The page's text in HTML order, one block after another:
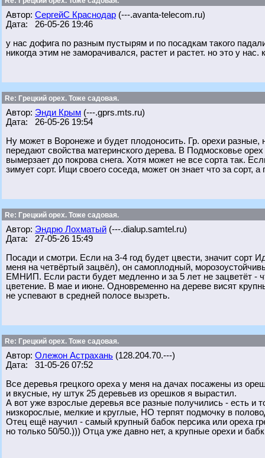
Автор: СергейС Краснодар (---.avanta-telecom.ru)
Дата: 26-05-26 19:46
у нас дофига по разным пустырям и по посадкам такого
никогда этим не заморачивался, растет и растет. но это у
Re: Грецкий орех. Тоже садовая.
Автор: Энди Крым (---.gprs.mts.ru)
Дата: 26-05-26 19:54
Ну может в Воронеже и будет плодоносить. Гр. орехи разные,
передают свойства материнского дерева. В Подмосковье
вымерзает до покрова снега. Хотя может не все сорта так.
зимует сорт. Ищи своего соседа, может он знает что за сорт,
Re: Грецкий орех. Тоже садовая.
Автор: Эндрю Лохматый (---.dialup.samtel.ru)
Дата: 27-05-26 15:49
Посади и смотри. Если на 3-4 год будет цвести, значит сорт
меня на четвёртый зацвёл), он самоплодный,
ЕМНИП. Если расти будет медленно и за 5 лет не зацветёт -
цветение. В мае и июне. Одновременно на дереве висят
не успевают в средней полосе вызреть.
Re: Грецкий орех. Тоже садовая.
Автор: Олежон Астрахань (128.204.70.---)
Дата: 31-05-26 07:52
Все деревья грецкого ореха у меня на дачах посажены из
и вкусные, ну штук 25 деревьев из орешков я вырастил.
А вот уже взрослые деревья все разные получились - есть и
низкорослые, мелкие и круглые, НО терпят подмочку в
Отец ещё научил - самый крупный бабок персика или ореха
но только 50/50.))) Отца уже давно нет, а крупные орехи и